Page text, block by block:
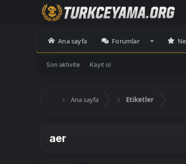
Ana sayfa Forumlar
Son aktivite Kayıt ol
Ana sayfa Etiketler
aer